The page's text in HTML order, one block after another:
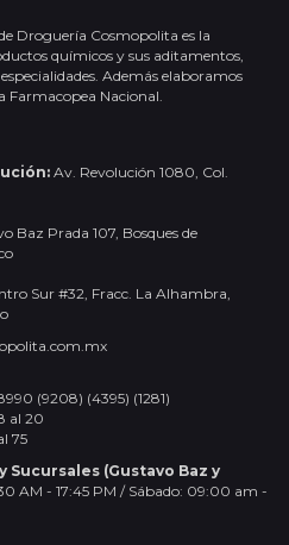
Droguería Cosmopolita es la
químicos y sus aditamentos,
Además elaboramos
Farmacopea Nacional.
Av. Revolución 1080, Col.
Baz Prada 107, Bosques de
Sur #32, Fracc. La Alhambra,
(9208) (4395) (1281)
al 20
75
Sucursales (Gustavo Baz y
AM - 17:45 PM / Sábado: 09:00 am -